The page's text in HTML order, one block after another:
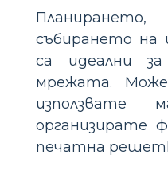
събирането на
са идеални
мрежата.
използвате
организирате
печатна